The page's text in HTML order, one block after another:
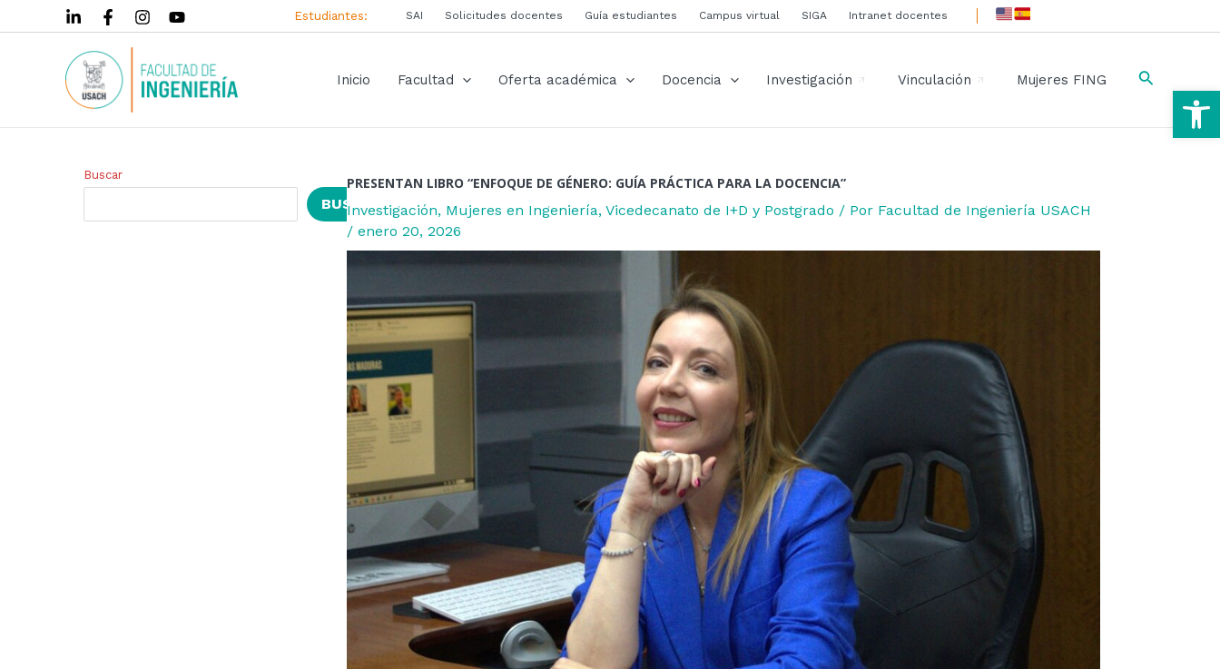
al
Estudiantes: SAI Solicitudes docentes Guía estudiantes Campus virtual SIGA Intranet docentes
Inicio Facultad Oferta académica Docencia Investigación Vinculación Mujeres FING Buscar
Buscar
BUSCAR
PRESENTAN LIBRO “ENFOQUE DE GÉNERO: GUÍA PRÁCTICA PARA LA DOCENCIA”
Investigación, Mujeres en Ingeniería, Vicedecanato de I+D y Postgrado / Por Facultad de Ingeniería USACH
/ enero 20, 2026
Navegación
de